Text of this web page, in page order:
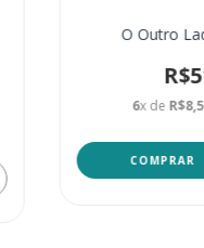
O Outro
6x de